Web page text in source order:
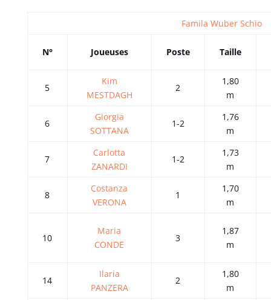
Famila Wuber Schio
N° Joueuses Poste Taille
5
Kim
MESTDAGH
2
1,80
m
6
Giorgia
SOTTANA
1-2
1,76
m
7
Carlotta
ZANARDI
1-2
1,73
m
8
Costanza
VERONA
1
1,70
m
10
Maria
CONDE
3
1,87
m
14
Ilaria
PANZERA
2
1,80
m